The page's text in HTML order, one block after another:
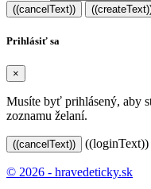
((cancelText))
Prihlásiť sa
×
Musíte byť prihlásený, aby
zoznamu želaní.
((cancelText)) ((loginText))
© 2026 - hravedeticky.sk